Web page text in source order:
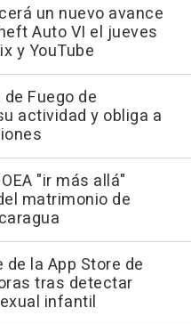
un nuevo avance
Auto VI el jueves
y YouTube
Fuego de
actividad y obliga a
"ir más allá"
matrimonio de
la App Store de
tras detectar
infantil